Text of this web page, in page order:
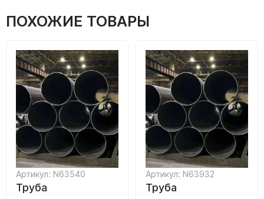
ПОХОЖИЕ ТОВАРЫ
Артикул: N63540
Труба
Артикул: N63932
Труба